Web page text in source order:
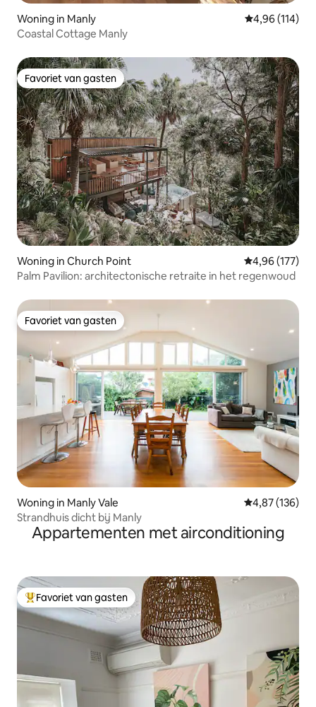
Woning in Manly Gemiddelde
4,96 (114)
Coastal Cottage Manly
Favoriet van gasten
Favoriet van gasten
Woning in Church Point Gemiddelde
4,96 (177)
Palm Pavilion: architectonische retraite in het regenwoud
Favoriet van gasten
Favoriet van gasten
Woning in Manly Vale Gemiddelde
4,87 (136)
Strandhuis dicht bij Manly
Appartementen met airconditioning
Topfavoriet van gasten
Favoriet van gasten